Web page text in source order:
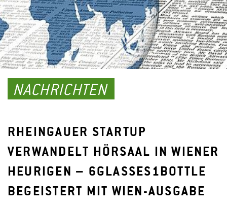
NACHRICHTEN
RHEINGAUER STARTUP
VERWANDELT HÖRSAAL IN WIENER
HEURIGEN – 6GLASSES1BOTTLE
BEGEISTERT MIT WIEN-AUSGABE